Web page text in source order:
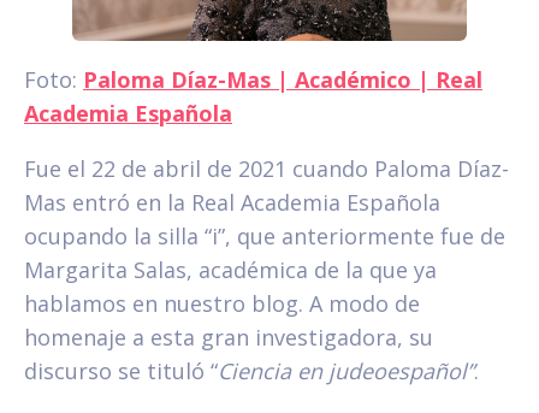
Foto: Paloma Díaz-Mas | Académico | Real
Academia Española
Fue el 22 de abril de 2021 cuando Paloma Díaz-
Mas entró en la Real Academia Española
ocupando la silla “i”, que anteriormente fue de
Margarita Salas, académica de la que ya
hablamos en nuestro blog. A modo de
homenaje a esta gran investigadora, su
discurso se tituló “Ciencia en judeoespañol”.